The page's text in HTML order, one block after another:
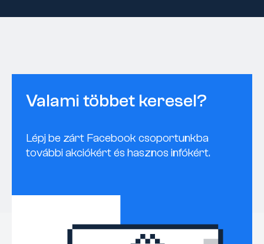
Valami többet keresel?
Lépj be zárt Facebook csoportunkba
további akciókért és hasznos infókért.